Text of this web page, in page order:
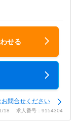
せる
問合せください
18 求人番号：9154304